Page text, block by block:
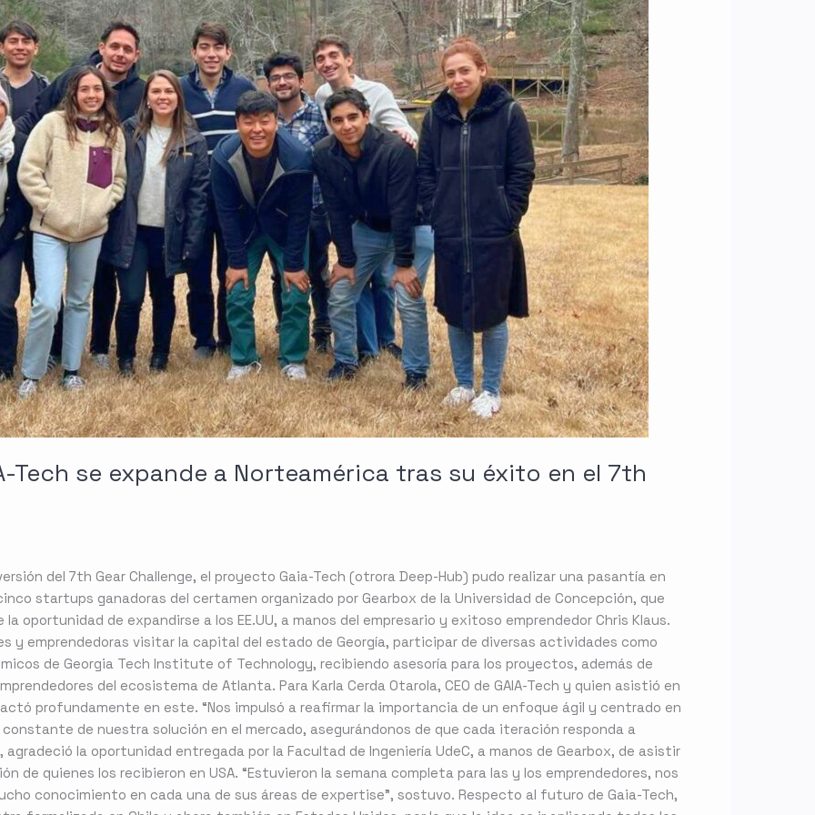
Tech se expande a Norteamérica tras su éxito en el 7th
del 7th Gear Challenge, el proyecto Gaia-Tech (otrora Deep-Hub) pudo realizar una pasantía en
startups ganadoras del certamen organizado por Gearbox de la Universidad de Concepción, que
oportunidad de expandirse a los EE.UU, a manos del empresario y exitoso emprendedor Chris Klaus.
y emprendedoras visitar la capital del estado de Georgía, participar de diversas actividades como
de Georgia Tech Institute of Technology, recibiendo asesoría para los proyectos, además de
del ecosistema de Atlanta. Para Karla Cerda Otarola, CEO de GAIA-Tech y quien asistió en
profundamente en este. “Nos impulsó a reafirmar la importancia de un enfoque ágil y centrado en
de nuestra solución en el mercado, asegurándonos de que cada iteración responda a
agradeció la oportunidad entregada por la Facultad de Ingeniería UdeC, a manos de Gearbox, de asistir
de quienes los recibieron en USA. “Estuvieron la semana completa para las y los emprendedores, nos
conocimiento en cada una de sus áreas de expertise”, sostuvo. Respecto al futuro de Gaia-Tech,